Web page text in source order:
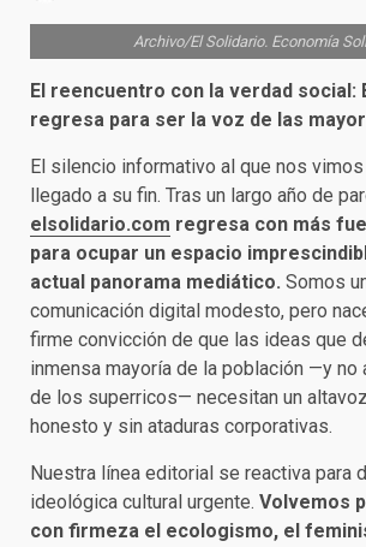
Archivo/El Solidario. Economía
El reencuentro con la verdad social:
regresa para ser la voz de las
El silencio informativo al que nos
llegado a su fin. Tras un largo año de
elsolidario.com regresa con más
para ocupar un espacio
actual panorama mediático. Somos
comunicación digital modesto, pero
firme convicción de que las ideas que
inmensa mayoría de la población —y
de los superricos— necesitan un
honesto y sin ataduras corporativas.
Nuestra línea editorial se reactiva para
ideológica cultural urgente. Volvemos
con firmeza el ecologismo, el